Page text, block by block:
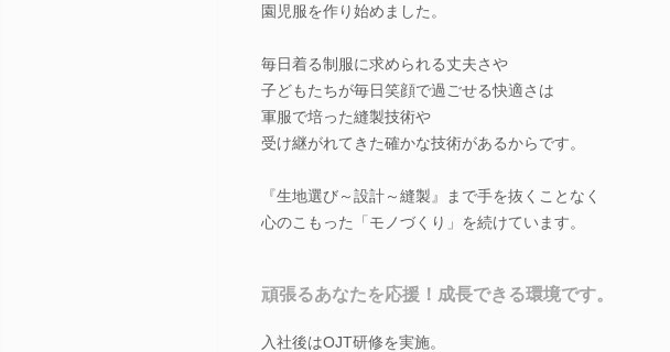
園児服を作り始めました。
毎日着る制服に求められる丈夫さや
子どもたちが毎日笑顔で過ごせる快適さは
軍服で培った縫製技術や
受け継がれてきた確かな技術があるからです。
『生地選び～設計～縫製』まで手を抜くことなく
心のこもった「モノづくり」を続けています。
頑張るあなたを応援！成長できる環境です。
入社後はOJT研修を実施。